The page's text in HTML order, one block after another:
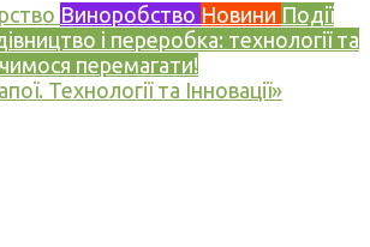
Виноробство Новини Події
і переробка: технології та
перемагати!
Технології та Інновації»